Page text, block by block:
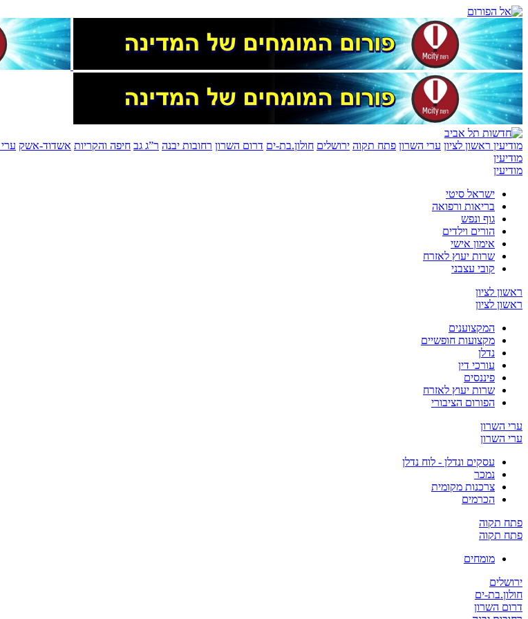
מודיעין ראשון לציון ערי השרון פתח תקוה ירושלים חולון.בת-ים דרום השרון רחובות יבנה ר”ג גב חיפה והקריות אשדוד-אשק
מודיעין
מודיעין
ישראל סיטי
בריאות ורפואה
גוף ונפש
הורים וילדים
אימון אישי
שרות יעוץ לאזרח
קובי עצבני
ראשון לציון
ראשון לציון
המקצוענים
מקצועות חופשיים
נדלן
עורכי דין
פיננסים
שרות יעוץ לאזרח
הפורום הציבורי
ערי השרון
ערי השרון
עסקים ונדלן - לוח נדלן
נמכר
צרכנות מקומית
הכרמים
פתח תקוה
פתח תקוה
מומחים
ירושלים
חולון.בת-ים
דרום השרון